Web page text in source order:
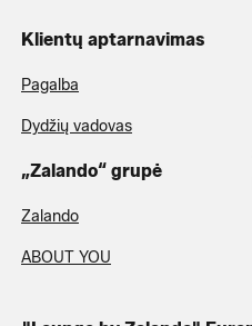
Klientų aptarnavimas
Pagalba
Dydžių vadovas
„Zalando“ grupė
Zalando
ABOUT YOU